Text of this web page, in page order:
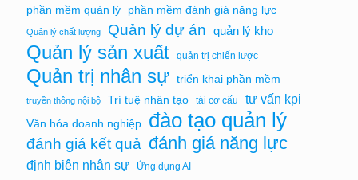
phần mềm quản lý phần mềm đánh giá năng lực
Quản lý chất lượng Quản lý dự án quản lý kho
Quản lý sản xuất quản trị chiến lược
Quản trị nhân sự triển khai phần mềm
truyền thông nội bộ Trí tuệ nhân tạo tái cơ cấu tư vấn kpi
Văn hóa doanh nghiệp đào tạo quản lý
đánh giá kết quả đánh giá năng lực
định biên nhân sự Ứng dụng AI